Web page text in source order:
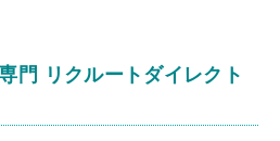
門 リクルートダイレクト